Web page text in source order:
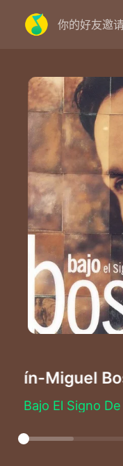
你的好友邀
-Miguel
¿qué herencia
¡qué antiguo es